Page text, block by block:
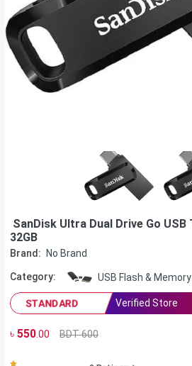
32GB
Brand: No Brand
Category: USB Flash & Memory
STANDARD Verified Store
৳ 550.00 BDT 600